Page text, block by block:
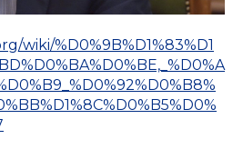
wiki/%D0%9B%D1%83%D1